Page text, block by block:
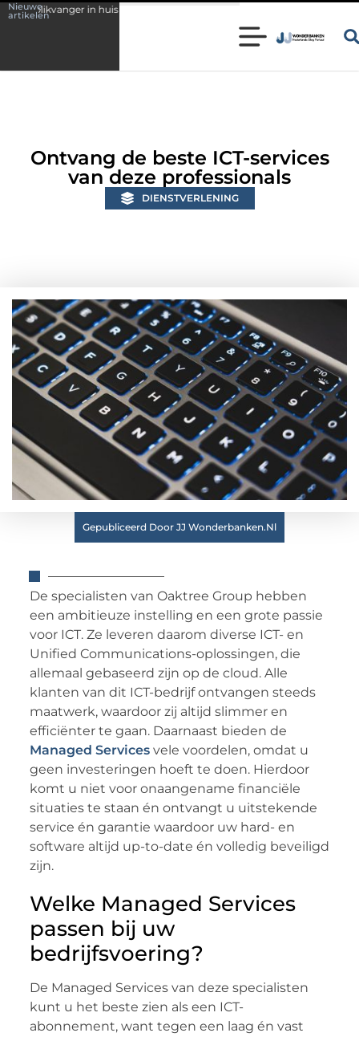
Nieuwe
artikelenWonen in een karakteristieke woning in Bunschoten?
Ontvang de beste ICT-services
van deze professionals
DIENSTVERLENING
Gepubliceerd Door JJ Wonderbanken.nl
De specialisten van Oaktree Group hebben
een ambitieuze instelling en een grote passie
voor ICT. Ze leveren daarom diverse ICT- en
Unified Communications-oplossingen, die
allemaal gebaseerd zijn op de cloud. Alle
klanten van dit ICT-bedrijf ontvangen steeds
maatwerk, waardoor zij altijd slimmer en
efficiënter te gaan. Daarnaast bieden de
Managed Servicesvele voordelen, omdat u
geen investeringen hoeft te doen. Hierdoor
komt u niet voor onaangename financiële
situaties te staan én ontvangt u uitstekende
service én garantie waardoor uw hard- en
software altijd up-to-date én volledig beveiligd
zijn.
Welke Managed Services
passen bij uw
bedrijfsvoering?
De Managed Services van deze specialisten
kunt u het beste zien als een ICT-
abonnement, want tegen een laag én vast